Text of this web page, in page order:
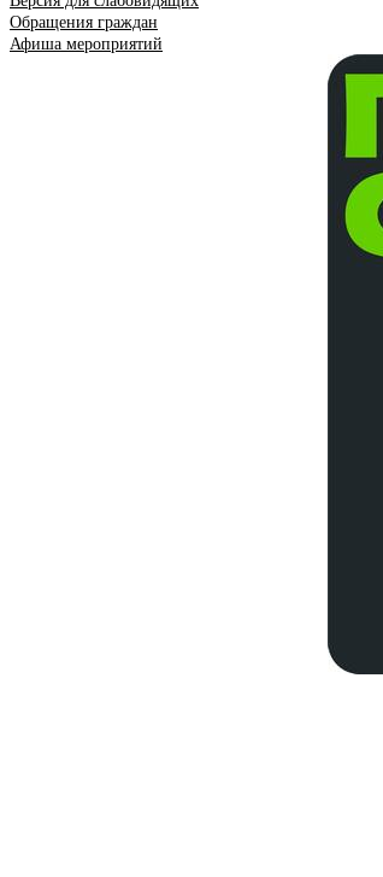
Обращения граждан
Афиша мероприятий